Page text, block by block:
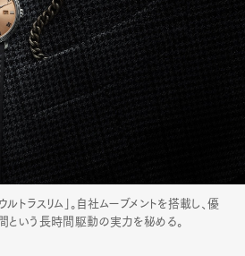
トラスリム」。自社ムーブメントを搭載し、優
という長時間駆動の実力を秘める。